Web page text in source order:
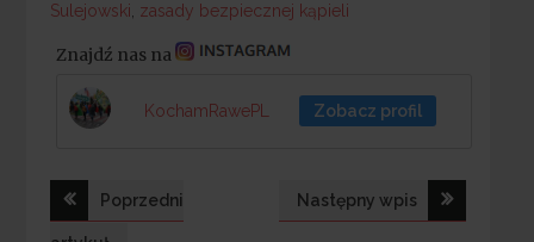
Sulejowski zasady bezpiecznej kąpieli
Znajdź nas na
KochamRawePL Zobacz profil
Nawigacja
Poprzedni Następny wpis